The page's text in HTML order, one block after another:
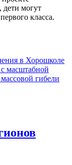
могут
класса.
в Хорошколе
масштабной
гибели